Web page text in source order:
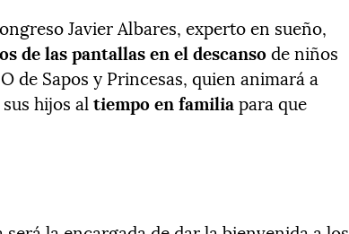
Javier Albares, experto en sueño,
de las pantallas en el descansode niños
de Sapos y Princesas, quien animará a
hijos altiempo en familiapara que